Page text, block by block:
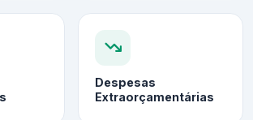
Despesas
Extraorçamentárias